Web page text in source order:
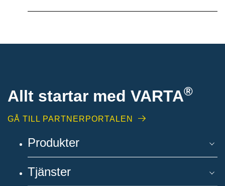
Allt startar med VARTA®
GÅ TILL PARTNERPORTALEN
Produkter
Tjänster